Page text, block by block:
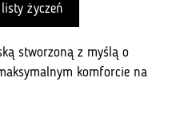
życzeń
stworzoną z myślą o
komforcie na